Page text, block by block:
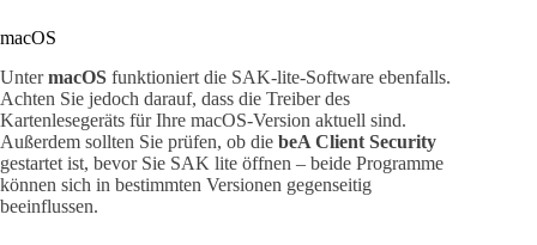
macOS
UntermacOS funktioniert die SAK-lite-Software ebenfalls.
Achten Sie jedoch darauf, dass die Treiber des
Kartenlesegeräts für Ihre macOS-Version aktuell sind.
Außerdem sollten Sie prüfen, ob die beA Client Security
gestartet ist, bevor Sie SAK lite öffnen – beide Programme
können sich in bestimmten Versionen gegenseitig
beeinflussen.